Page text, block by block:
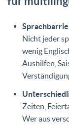
Nicht jeder
wenig
Aushilfen,
Zeiten,
Wer aus